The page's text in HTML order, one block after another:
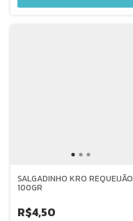
SALGADINHO KRO REQUEIJÃO
100GR
R$4,50